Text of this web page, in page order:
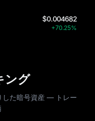
$0.004682
+70.25%
ング
した暗号資産 — トレー